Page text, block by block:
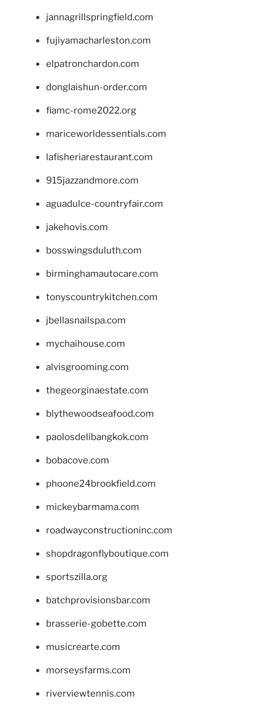
jannagrillspringfield.com
fujiyamacharleston.com
elpatronchardon.com
donglaishun-order.com
fiamc-rome2022.org
mariceworldessentials.com
lafisheriarestaurant.com
915jazzandmore.com
aguadulce-countryfair.com
jakehovis.com
bosswingsduluth.com
birminghamautocare.com
tonyscountrykitchen.com
jbellasnailspa.com
mychaihouse.com
alvisgrooming.com
thegeorginaestate.com
blythewoodseafood.com
paolosdelibangkok.com
bobacove.com
phoone24brookfield.com
mickeybarmama.com
roadwayconstructioninc.com
shopdragonflyboutique.com
sportszilla.org
batchprovisionsbar.com
brasserie-gobette.com
musicrearte.com
morseysfarms.com
riverviewtennis.com